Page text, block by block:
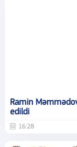
Ramin
edildi
16:28